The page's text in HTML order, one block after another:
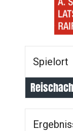
Spielort